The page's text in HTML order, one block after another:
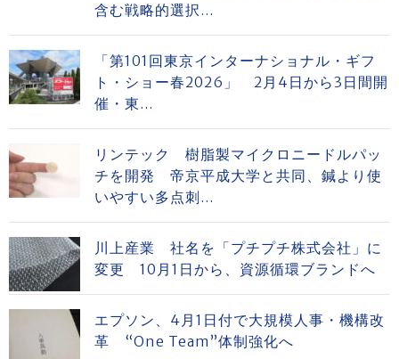
含む戦略的選択...
「第101回東京インターナショナル・ギフ
ト・ショー春2026」 2月4日から3日間開
催・東...
リンテック 樹脂製マイクロニードルパッ
チを開発 帝京平成大学と共同、鍼より使
いやすい多点刺...
川上産業 社名を「プチプチ株式会社」に
変更 10月1日から、資源循環ブランドへ
エプソン、4月1日付で大規模人事・機構改
革 “One Team”体制強化へ